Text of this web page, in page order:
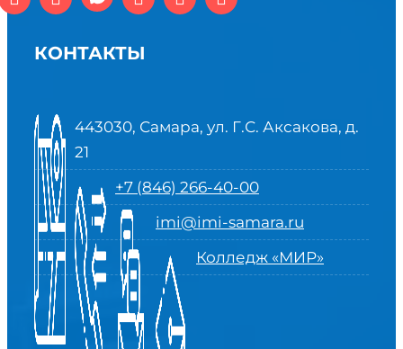
КОНТАКТЫ
443030, Самара, ул. Г.С. Аксакова, д.
21
+7 (846) 266-40-00
imi@imi-samara.ru
Колледж «МИР»